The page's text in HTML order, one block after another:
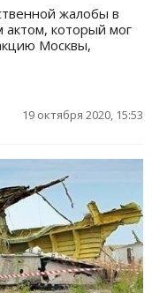
жалобы в
который мог
Москвы,
19 октября 2020, 15:53